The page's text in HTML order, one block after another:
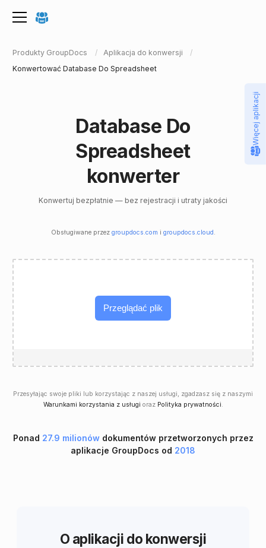
Produkty GroupDocs
Aplikacja do konwersji
Konwertować Database Do Spreadsheet
Database Do
Spreadsheet
konwerter
Konwertuj bezpłatnie — bez rejestracji i utraty jakości
Obsługiwane przez groupdocs.com i groupdocs.cloud .
Przeglądać plik
Przesyłając swoje pliki lub korzystając z naszej usługi, zgadzasz się z naszymi
Warunkami korzystania z usługi oraz Polityka prywatności.
Ponad 27.9 milionówdokumentów przetworzonych przez
aplikacje GroupDocs od 2018
O aplikacji do konwersji
Więcej aplikacji